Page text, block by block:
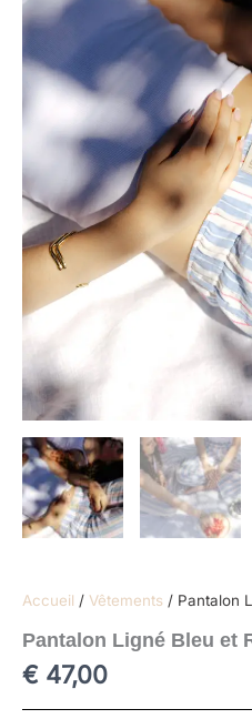
Accueil / Vêtements / Pantalon
Pantalon Ligné Bleu et
€ 47,00